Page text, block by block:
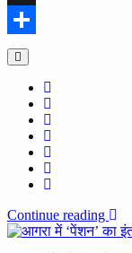
X
Share
Continue reading